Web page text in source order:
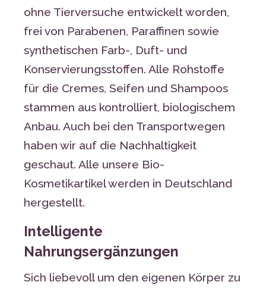
ohne Tierversuche entwickelt worden,
frei von Parabenen, Paraffinen sowie
synthetischen Farb-, Duft- und
Konservierungsstoffen. Alle Rohstoffe
für die Cremes, Seifen und Shampoos
stammen aus kontrolliert, biologischem
Anbau. Auch bei den Transportwegen
haben wir auf die Nachhaltigkeit
geschaut. Alle unsere Bio-
Kosmetikartikel werden in Deutschland
hergestellt.
Intelligente
Nahrungsergänzungen
Sich liebevoll um den eigenen Körper zu